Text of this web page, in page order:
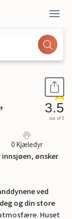
3.5
out of 5
0 Kjæledyr
ønsker
ved
og din store
Huset